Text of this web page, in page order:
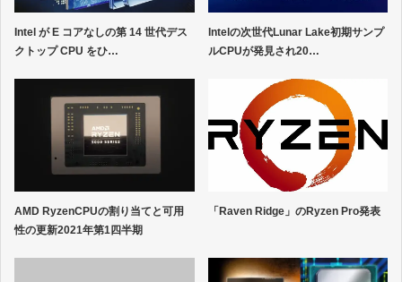
Intel が E コアなしの第 14 世代デス
クトップ CPU をひ…
Intelの次世代Lunar Lake初期サンプ
ルCPUが発見され20…
AMD RyzenCPUの割り当てと可用
性の更新2021年第1四半期
「Raven Ridge」のRyzen Pro発表